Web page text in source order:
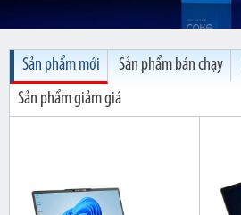
Sản phẩm mới Sản phẩm bán chạy
Sản phẩm giảm giá